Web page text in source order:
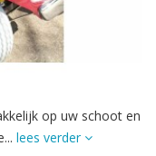
op uw schoot en
lees verder